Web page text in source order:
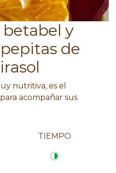
betabel y
de
nutritiva, es el
acompañar sus
TIEMPO